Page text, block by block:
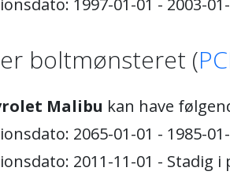
1997-01-01 - 2003-
boltmønsteret (
Malibu kan have
2065-01-01 - 1985-
2011-11-01 - Stadig